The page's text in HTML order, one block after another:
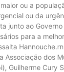
ou a
ou da
junto ao
para a
Associação dos
Guilherme Cury